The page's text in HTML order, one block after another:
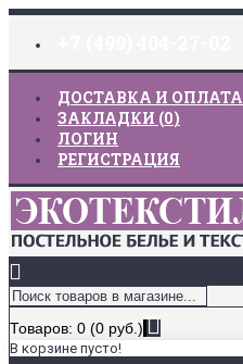
ДОСТАВКА И ОПЛАТА
ЗАКЛАДКИ (0)
ЛОГИН
РЕГИСТРАЦИЯ
Товаров: 0 (0 руб.)
В корзине пусто!